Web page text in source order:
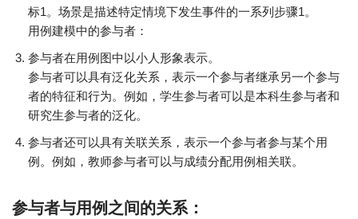
标1。场景是描述特定情境下发生事件的一系列步骤1。
用例建模中的参与者：
参与者在用例图中以小人形象表示。
参与者可以具有泛化关系，表示一个参与者继承另一个参与
者的特征和行为。例如，学生参与者可以是本科生参与者和
研究生参与者的泛化。
参与者还可以具有关联关系，表示一个参与者参与某个用
例。例如，教师参与者可以与成绩分配用例相关联。
参与者与用例之间的关系：